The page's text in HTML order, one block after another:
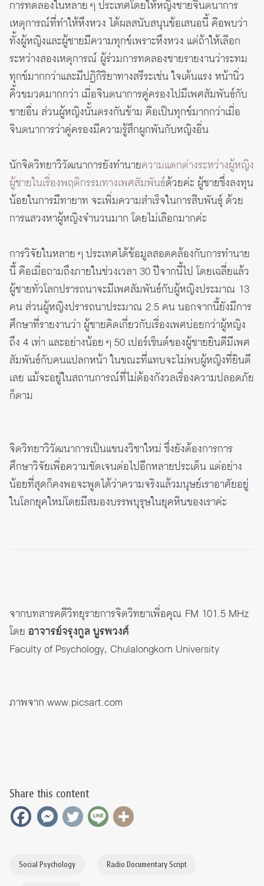
การทดลองในหลาย ๆ ประเทศโดยให้หญิงชายจินตนาการ
เหตุการณ์ที่ทำให้หึงหวง ได้ผลสนับสนุนข้อเสนอนี้ คือพบว่า
ทั้งผู้หญิงและผู้ชายมีความทุกข์เพราะหึงหวง แต่ถ้าให้เลือก
ระหว่างสองเหตุการณ์ ผู้ร่วมการทดลองชายรายงานว่าระทม
ทุกข์มากกว่าและมีปฏิกิริยาทางสรีระเช่น ใจเต้นแรง หน้านิ่ว
คิ้วขมวดมากกว่า เมื่อจินตนาการคู่ครองไปมีเพศสัมพันธ์กับ
ชายอื่น ส่วนผู้หญิงนั้นตรงกันข้าม คือเป็นทุกข์มากกว่าเมื่อ
จินตนาการว่าคู่ครองมีความรู้สึกผูกพันกับหญิงอื่น
นักจิตวิทยาวิวัฒนาการยังทำนายความแตกต่างระหว่างผู้หญิง
ผู้ชายในเรื่องพฤติกรรมทางเพศสัมพันธ์ด้วยค่ะ ผู้ชายซึ่งลงทุน
น้อยในการมีทายาท จะเพิ่มความสำเร็จในการสืบพันธุ์ ด้วย
การแสวงหาผู้หญิงจำนวนมาก โดยไม่เลือกมากค่ะ
การวิจัยในหลาย ๆ ประเทศได้ข้อมูลสอดคล้องกับการทำนาย
นี้ คือเมื่อถามถึงภายในช่วงเวลา 30 ปีจากนี้ไป โดยเฉลี่ยแล้ว
ผู้ชายทั่วโลกปรารถนาจะมีเพศสัมพันธ์กับผู้หญิงประมาณ 13
คน ส่วนผู้หญิงปรารถนาประมาณ 2.5 คน นอกจากนี้ยังมีการ
ศึกษาที่รายงานว่า ผู้ชายคิดเกี่ยวกับเรื่องเพศบ่อยกว่าผู้หญิง
ถึง 4 เท่า และอย่างน้อย ๆ 50 เปอร์เซ็นต์ของผู้ชายยินดีมีเพศ
สัมพันธ์กับคนแปลกหน้า ในขณะที่แทบจะไม่พบผู้หญิงที่ยินดี
เลย แม้จะอยู่ในสถานการณ์ที่ไม่ต้องกังวลเรื่องความปลอดภัย
ก็ตาม
จิตวิทยาวิวัฒนาการเป็นแขนงวิชาใหม่ ซึ่งยังต้องการการ
ศึกษาวิจัยเพื่อความชัดเจนต่อไปอีกหลายประเด็น แต่อย่าง
น้อยที่สุดก็คงพอจะพูดได้ว่าความจริงแล้วมนุษย์เราอาศัยอยู่
ในโลกยุคใหม่โดยมีสมองบรรพบุรุษในยุคหินของเราค่ะ
จากบทสารคดีวิทยุรายการจิตวิทยาเพื่อคุณ FM 101.5 MHz
โดย อาจารย์จรุงกูล บูรพวงศ์
Faculty of Psychology, Chulalongkorn University
ภาพจาก www.picsart.com
Share this content
Social Psychology Radio Documentary Script